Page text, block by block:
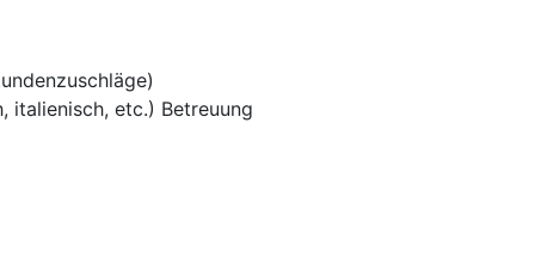
italienisch, etc.) Betreuung